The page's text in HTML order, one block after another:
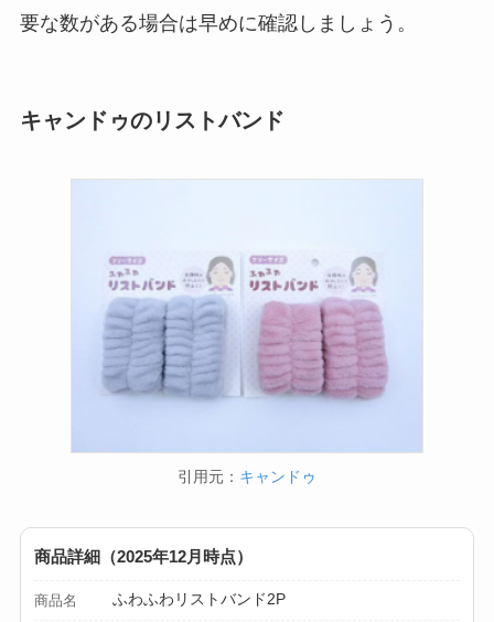
要な数がある場合は早めに確認しましょう。
キャンドゥのリストバンド
引用元： キャンドゥ
商品詳細（2025年12月時点）
商品名 ふわふわリストバンド2P